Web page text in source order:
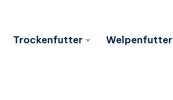
Trockenfutter Welpenfutter